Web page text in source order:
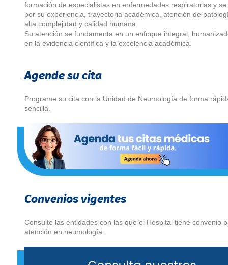
formación de especialistas en enfermedades respiratorias y
por su experiencia, trayectoria académica, atención de
alta complejidad y calidad humana.
Su atención se fundamenta en un enfoque integral,
en la evidencia científica y la excelencia académica.
Agende su cita
Programe su cita con la Unidad de Neumología de forma
sencilla.
Convenios vigentes
Consulte las entidades con las que el Hospital tiene convenio
atención en neumología.